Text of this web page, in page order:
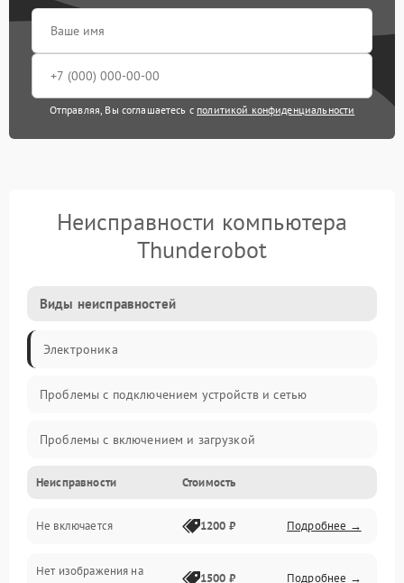
Отправляя, Вы соглашаетесь с политикой конфиденциальности
Неисправности компьютера
Thunderobot
Виды неисправностей
Электроника
Проблемы с подключением устройств и сетью
Проблемы с включением и загрузкой
Проблемы с изображением и монитором
Проблемы с производительностью и стабильностью
Прочие специфичные проблемы
Неисправности Стоимость
Не включается 1200 ₽ Подробнее →
Нет изображения на
1500 ₽ Подробнее →